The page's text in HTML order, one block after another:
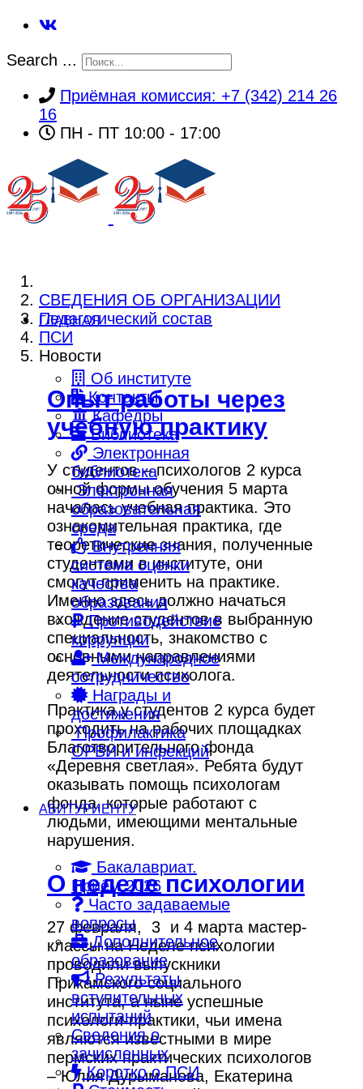
Search ...
Приёмная комиссия: +7 (342) 214 26
16
ПН - ПТ 10:00 - 17:00
ГЛАВНАЯ
Об институте
Контакты
Кафедры
Библиотека
Электронная
библиотека
Электронная
образовательная
среда
Внутренняя
система оценки
качества
образования
Противодействие
коррупции
Международное
сотрудничество
Награды и
достижения
Профилактика
ОРВИ и инфекций
АБИТУРИЕНТУ
Бакалавриат.
Приём 2026
Часто задаваемые
вопросы
Дополнительное
образование
Результаты
вступительных
испытаний
Сведения о
зачисленных
Коротко о ПСИ
СВЕДЕНИЯ ОБ ОРГАНИЗАЦИИ
Педагогический состав
ПСИ
Новости
Опыт работы через
учебную практику
У студентов – психологов 2 курса
очной формы обучения 5 марта
началась учебная практика. Это
ознакомительная практика, где
теоретические знания, полученные
студентами в институте, они
смогут применить на практике.
Именно здесь должно начаться
вхождение студентов в выбранную
специальность, знакомство с
основными направлениями
деятельности психолога.
Практика у студентов 2 курса будет
проходить на рабочих площадках
Благотворительного фонда
«Деревня светлая». Ребята будут
оказывать помощь психологам
фонда, которые работают с
людьми, имеющими ментальные
нарушения.
О неделе психологии
27 февраля, 3 и 4 марта мастер-
классы на Неделе психологии
проводили выпускники
Прикамского социального
института, а ныне успешные
психологи-практики, чьи имена
являются известными в мире
пермских практических психологов
– Юлия Дурыманова, Екатерина